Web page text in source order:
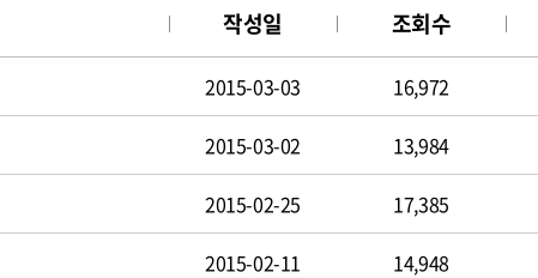
작성일 조회수
2015-03-03 16,972
2015-03-02 13,984
2015-02-25 17,385
2015-02-11 14,948